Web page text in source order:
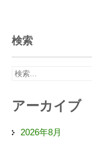
検索
アーカイブ
2026年8月